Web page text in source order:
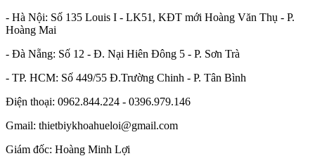
- Hà Nội: Số 135 Louis I - LK51, KĐT mới Hoàng Văn Thụ - P.
Hoàng Mai
- Đà Nẵng: Số 12 - Đ. Nại Hiên Đông 5 - P. Sơn Trà
- TP. HCM: Số 449/55 Đ.Trường Chinh - P. Tân Bình
Điện thoại: 0962.844.224 - 0396.979.146
Gmail: thietbiykhoahueloi@gmail.com
Giám đốc: Hoàng Minh Lợi